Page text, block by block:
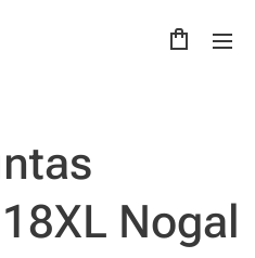
Nogal